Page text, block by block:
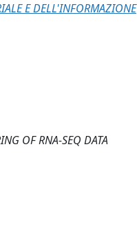
E DELL'INFORMAZIONE
OF RNA-SEQ DATA